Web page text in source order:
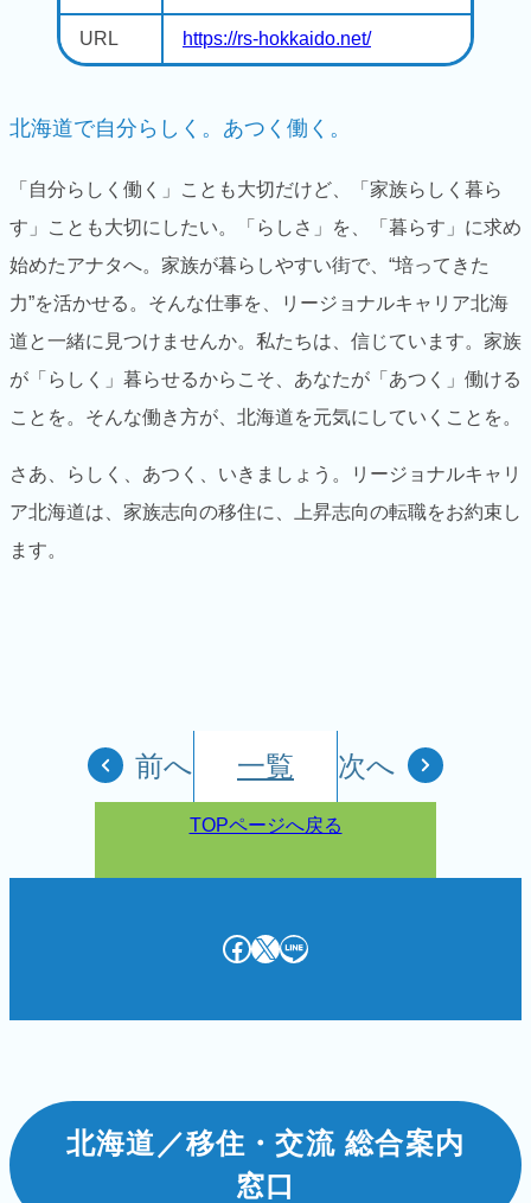
URL https://rs-hokkaido.net/
北海道で自分らしく。あつく働く。
「自分らしく働く」ことも大切だけど、「家族らしく暮ら
す」ことも大切にしたい。
「らしさ」を、「暮らす」に求め
始めたアナタへ。家族が暮らしやすい街で、“培ってきた
力”を活かせる。そんな仕事を、リージョナルキャリア北海
道と一緒に見つけませんか。 私たちは、信じています。家族
が「らしく」暮らせるからこそ、あなたが「あつく」働ける
ことを。そんな働き方が、北海道を元気にしていくことを。
さあ、らしく、あつく、いきましょう。
リージョナルキャリ
ア北海道は、家族志向の移住に、上昇志向の転職をお約束し
ます。
前へ 一覧 次へ
TOPページへ戻る
Facebook
X LINE
北海道／移住・交流総合案内
窓口